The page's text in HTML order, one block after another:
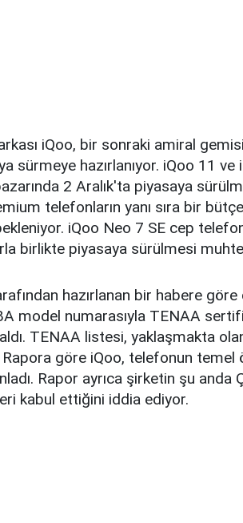
iQoo, bir sonraki amiral
sürmeye hazırlanıyor. iQoo 11 ve
2 Aralık'ta piyasaya
telefonların yanı sıra bir
iQoo Neo 7 SE cep
birlikte piyasaya sürülmesi
hazırlanan bir habere göre
model numarasıyla TENAA
TENAA listesi, yaklaşmakta
Rapora göre iQoo, telefonun
Rapor ayrıca şirketin şu
kabul ettiğini iddia ediyor.